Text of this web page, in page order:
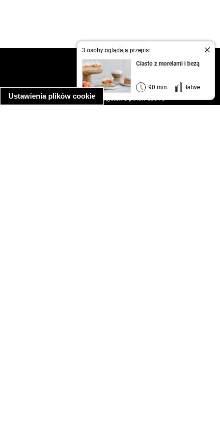
Ustawienia plików cookie
3 osoby oglądają przepis:
Ciasto z morelami i bezą
90 min. łatwe
kontakt
regulamin
informacja o prywatności
informacja o wykorzystaniu plików cookie